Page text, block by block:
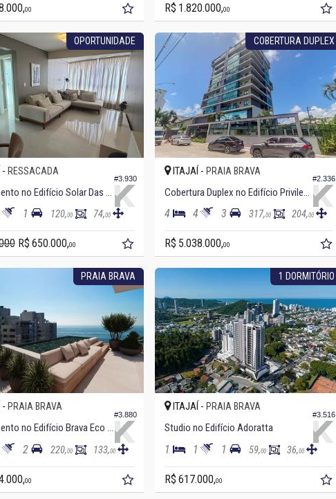
00 R$ 1.820.000,00
OPORTUNIDADE
#3.930
RESSACADA
Apartamento no Edifício Solar Das Cerejeiras
1 120,00 74,00
R$ 650.000,00
COBERTURA DUPLEX
#2.336
ITAJAÍ - PRAIA BRAVA
Cobertura Duplex no Edifício Privilege Brava
4 4 3 317,00 204,00
R$ 5.038.000,00
PRAIA BRAVA
#3.880
PRAIA BRAVA
Apartamento no Edifício Brava Eco Home
2 220,00 133,00
00
1 DORMITÓRIO
#3.516
ITAJAÍ - PRAIA BRAVA
Studio no Edifício Adoratta
1 1 1 59,00 36,00
R$ 617.000,00